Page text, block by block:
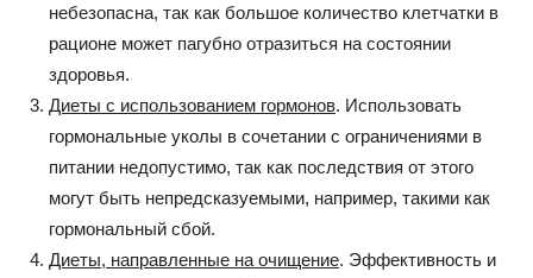
небезопасна, так как большое количество клетчатки в
рационе может пагубно отразиться на состоянии
здоровья.
Диеты с использованием гормонов. Использовать
гормональные уколы в сочетании с ограничениями в
питании недопустимо, так как последствия от этого
могут быть непредсказуемыми, например, такими как
гормональный сбой.
Диеты, направленные на очищение. Эффективность и